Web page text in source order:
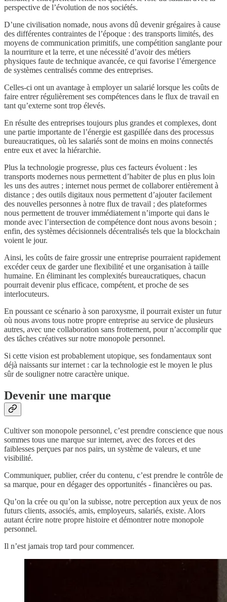
perspective de l’évolution de nos sociétés.
D’une civilisation nomade, nous avons dû devenir grégaires à cause
des différentes contraintes de l’époque : des transports limités, des
moyens de communication primitifs, une compétition sanglante pour
la nourriture et la terre, et une nécessité d’avoir des métiers
physiques faute de technique avancée, ce qui favorise l’émergence
de systèmes centralisés comme des entreprises.
Celles-ci ont un avantage à employer un salarié lorsque les coûts de
faire entrer régulièrement ses compétences dans le flux de travail en
tant qu’externe sont trop élevés.
En résulte des entreprises toujours plus grandes et complexes, dont
une partie importante de l’énergie est gaspillée dans des processus
bureaucratiques, où les salariés sont de moins en moins connectés
entre eux et avec la hiérarchie.
Plus la technologie progresse, plus ces facteurs évoluent : les
transports modernes nous permettent d’habiter de plus en plus loin
les uns des autres ; internet nous permet de collaborer entièrement à
distance ; des outils digitaux nous permettent d’ajouter facilement
des nouvelles personnes à notre flux de travail ; des plateformes
nous permettent de trouver immédiatement n’importe qui dans le
monde avec l’intersection de compétence dont nous avons besoin ;
enfin, des systèmes décisionnels décentralisés tels que la blockchain
voient le jour.
Ainsi, les coûts de faire grossir une entreprise pourraient rapidement
excéder ceux de garder une flexibilité et une organisation à taille
humaine. En éliminant les complexités bureaucratiques, chacun
pourrait devenir plus efficace, compétent, et proche de ses
interlocuteurs.
En poussant ce scénario à son paroxysme, il pourrait exister un futur
où nous avons tous notre propre entreprise au service de plusieurs
autres, avec une collaboration sans frottement, pour n’accomplir que
des tâches créatives sur notre monopole personnel.
Si cette vision est probablement utopique, ses fondamentaux sont
déjà naissants sur internet : car la technologie est le moyen le plus
sûr de souligner notre caractère unique.
Devenir une marque
Cultiver son monopole personnel, c’est prendre conscience que nous
sommes tous une marque sur internet, avec des forces et des
faiblesses perçues par nos pairs, un système de valeurs, et une
visibilité.
Communiquer, publier, créer du contenu, c’est prendre le contrôle de
sa marque, pour en dégager des opportunités - financières ou pas.
Qu’on la crée ou qu’on la subisse, notre perception aux yeux de nos
futurs clients, associés, amis, employeurs, salariés, existe. Alors
autant écrire notre propre histoire et démontrer notre monopole
personnel.
Il n’est jamais trop tard pour commencer.